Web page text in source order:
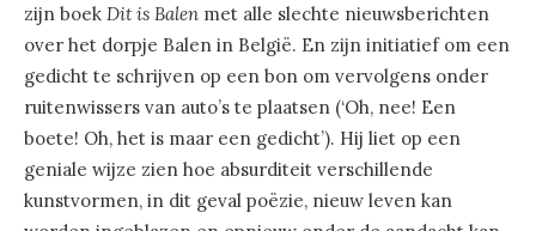
zijn boek Dit is Balen met alle slechte nieuwsberichten
over het dorpje Balen in België. En zijn initiatief om een
gedicht te schrijven op een bon om vervolgens onder
ruitenwissers van auto’s te plaatsen (‘Oh, nee! Een
boete! Oh, het is maar een gedicht’). Hij liet op een
geniale wijze zien hoe absurditeit verschillende
kunstvormen, in dit geval poëzie, nieuw leven kan